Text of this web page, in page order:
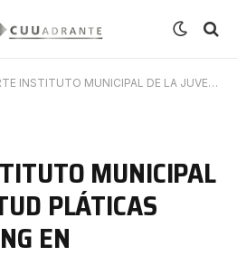
MUNICIPAL DE LA JUVENTUD PLÁTICAS SOBRE SEXTING EN SECUNDARIA
MUNICIPAL
PLÁTICAS
EN